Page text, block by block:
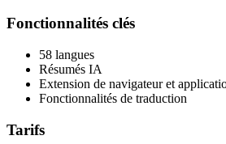
Fonctionnalités clés
58 langues
Résumés IA
Extension de navigateur et
Fonctionnalités de traduction
Tarifs